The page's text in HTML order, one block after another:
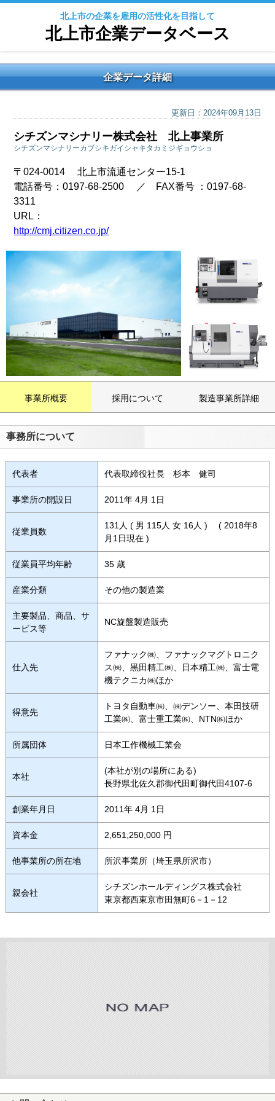
北上市の企業を雇用の活性化を目指して
北上市企業データベース
企業データ詳細
更新日：2024年09月13日
シチズンマシナリー株式会社 北上事業所
シチズンマシナリーカブシキガイシャキタカミジギョウショ
〒024-0014 北上市流通センター15-1
電話番号：0197-68-2500 ／ FAX番号 ：0197-68-
3311
URL：
http://cmj.citizen.co.jp/
事業所概要 採用について 製造事業所詳細
事務所について
代表者 代表取締役社長 杉本 健司
事業所の開設日 2011年 4月 1日
従業員数
131人 ( 男 115人 女 16人 ) ( 2018年8
月1日現在 )
従業員平均年齢 35 歳
産業分類 その他の製造業
主要製品、商品、サ
ービス等
NC旋盤製造販売
仕入先
ファナック㈱、ファナックマグトロニク
ス㈱、黒田精工㈱、日本精工㈱、富士電
機テクニカ㈱ほか
得意先
トヨタ自動車㈱、㈱デンソー、本田技研
工業㈱、富士重工業㈱、NTN㈱ほか
所属団体 日本工作機械工業会
本社
(本社が別の場所にある)
長野県北佐久郡御代田町御代田4107-6
創業年月日 2011年 4月 1日
資本金 2,651,250,000 円
他事業所の所在地 所沢事業所（埼玉県所沢市）
親会社
シチズンホールディングス株式会社
東京都西東京市田無町6－1－12